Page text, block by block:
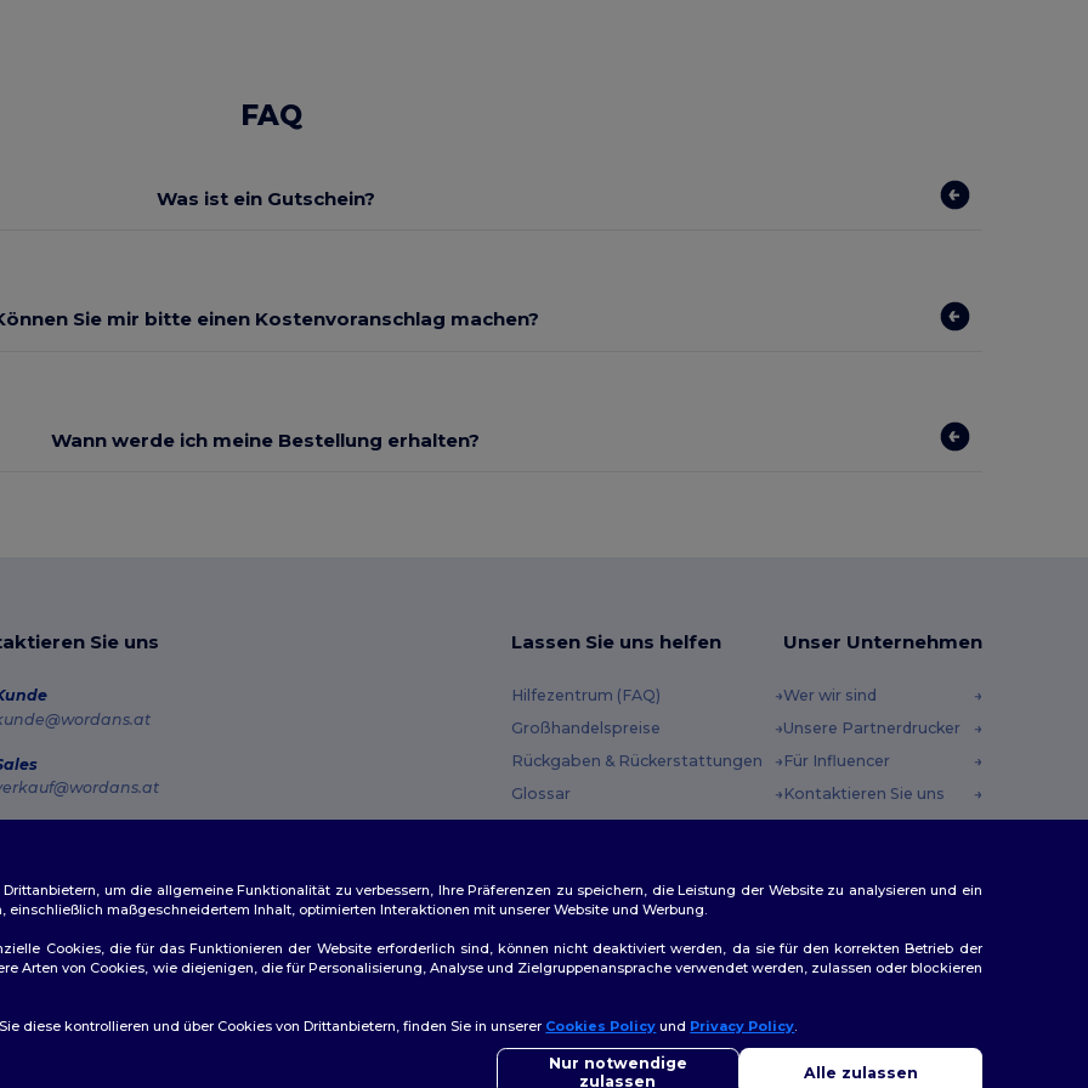
FAQ
Was ist ein Gutschein?
Sie mir bitte einen Kostenvoranschlag machen?
Wann werde ich meine Bestellung erhalten?
Sie uns Lassen Sie uns helfen
Hilfezentrum (FAQ)
Großhandelspreise
Rückgaben & Rückerstattungen
Glossar
Unser Unternehmen
Wer wir sind
Unsere Partnerdrucker
Für Influencer
Kontaktieren Sie uns
Site Map
um die allgemeine Funktionalität zu verbessern, Ihre Präferenzen zu speichern, die Leistung der Website zu analysieren und ein
maßgeschneidertem Inhalt, optimierten Interaktionen mit unserer Website und Werbung.
Cookies, die für das Funktionieren der Website erforderlich sind, können nicht deaktiviert werden, da sie für den korrekten Betrieb der
Arten von Cookies, wie diejenigen, die für Personalisierung, Analyse und Zielgruppenansprache verwendet werden, zulassen oder blockieren
diese kontrollieren und über Cookies von Drittanbietern, finden Sie in unserer Cookies Policy und Privacy Policy.
Nur notwendige
zulassen
Alle zulassen
👋 Hallo
Wenn Sie Fragen oder Bedenken haben, können Sie uns jederzeit
kontaktieren. Unser Chatbot ist hier, um Ihnen zu helfen.